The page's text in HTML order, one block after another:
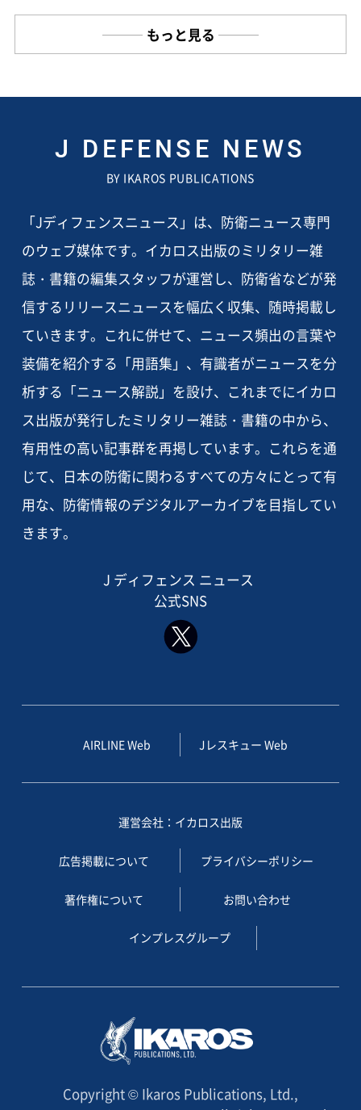
もっと見る
J DEFENSE NEWS
BY IKAROS PUBLICATIONS
「Jディフェンスニュース」は、防衛ニュース専門
のウェブ媒体です。イカロス出版のミリタリー雑
誌・書籍の編集スタッフが運営し、防衛省などが発
信するリリースニュースを幅広く収集、随時掲載し
ていきます。これに併せて、ニュース頻出の言葉や
装備を紹介する「用語集」、有識者がニュースを分
析する「ニュース解説」を設け、これまでにイカロ
ス出版が発行したミリタリー雑誌・書籍の中から、
有用性の高い記事群を再掲しています。これらを通
じて、日本の防衛に関わるすべての方々にとって有
用な、防衛情報のデジタルアーカイブを目指してい
きます。
J ディフェンス ニュース
公式SNS
AIRLINE Web Jレスキュー Web
運営会社：イカロス出版
広告掲載について プライバシーポリシー
著作権について お問い合わせ
インプレスグループ
Copyright © Ikaros Publications, Ltd.,